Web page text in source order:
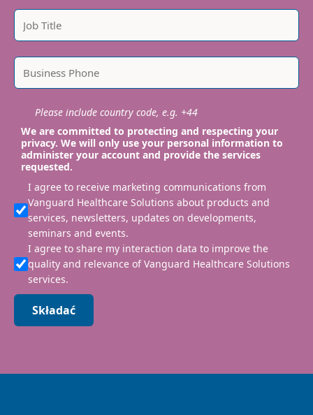
Please include country code, e.g. +44
We are committed to protecting and respecting your
privacy. We will only use your personal information to
administer your account and provide the services
requested.
I agree to receive marketing communications from
Vanguard Healthcare Solutions about products and
services, newsletters, updates on developments,
seminars and events.
I agree to share my interaction data to improve the
quality and relevance of Vanguard Healthcare Solutions
services.
Składać